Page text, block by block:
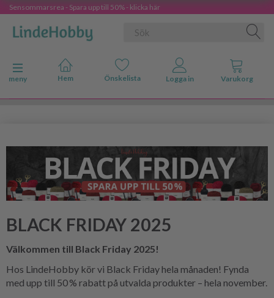
Sensommarsrea - Spara upp till 50% - klicka här
Ändra navigering
meny
BLACK FRIDAY 2025
Välkommen till Black Friday 2025!
Hos LindeHobby kör vi Black Friday hela månaden! Fynda
med upp till 50 % rabatt på utvalda produkter – hela november.